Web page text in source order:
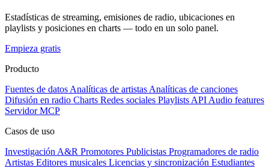
Estadísticas de streaming, emisiones de radio, ubicaciones en
playlists y posiciones en charts — todo en un solo panel.
Empieza gratis
Producto
Fuentes de datos Analíticas de artistas Analíticas de canciones
Difusión en radio Charts Redes sociales Playlists API Audio features
Servidor MCP
Casos de uso
Investigación A&R Promotores Publicistas Programadores de radio
Artistas Editores musicales Licencias y sincronización Estudiantes